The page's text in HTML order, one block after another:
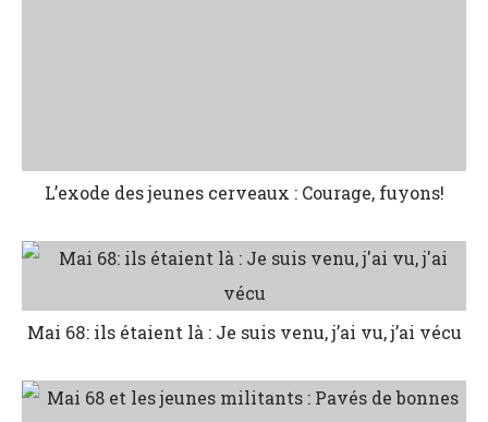
L’exode des jeunes cerveaux : Courage, fuyons!
Mai 68: ils étaient là : Je suis venu, j’ai vu, j’ai vécu